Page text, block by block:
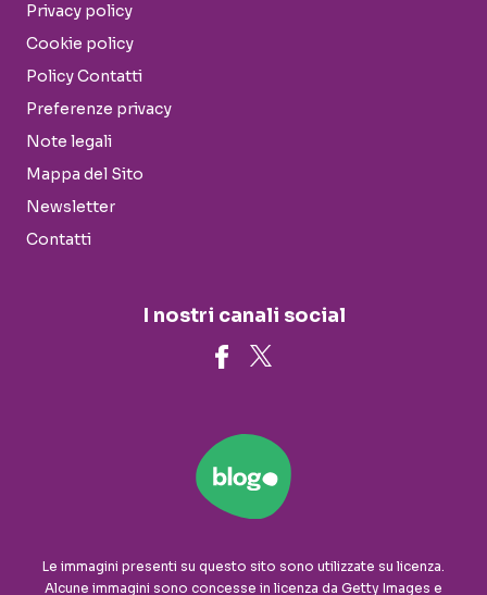
Privacy policy
Cookie policy
Policy Contatti
Preferenze privacy
Note legali
Mappa del Sito
Newsletter
Contatti
I nostri canali social
Le immagini presenti su questo sito sono utilizzate su licenza.
Alcune immagini sono concesse in licenza da Getty Images e